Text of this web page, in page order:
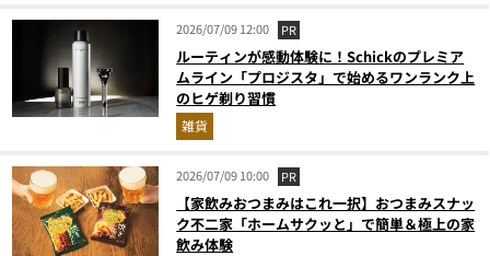
2026/07/09 12:00 PR
ルーティンが感動体験に！Schickのプレミア
ムライン「プロジスタ」で始めるワンランク上
のヒゲ剃り習慣
雑貨
2026/07/09 10:00 PR
【家飲みおつまみはこれ一択】おつまみスナッ
ク不二家「ホームサクッと」で簡単＆極上の家
飲み体験